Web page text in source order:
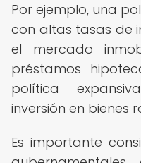
Por ejemplo, una
con altas tasas de
el mercado
préstamos
política
inversión en bienes
Es importante